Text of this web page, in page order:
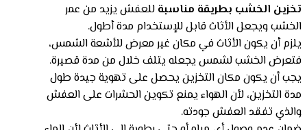
تخزين الخشب بطريقة مناسبة للعفش يزيد من عمر
الخشب ويجعل الأثاث قابل للإستخدام مدة أطول.
يلزم أن يكون الأثاث في مكان غير معرض للأشعة الشمس،
فتعرض الخشب لشمس يجعله يتلف خلال من مدة قصيرة.
يجب أن يكون مكان التخزين يحصل على تهوية جيدة طول
مدة التخزين، لأن الهواء يمنع تكوين الحشرات على العفش
والذي تفقد العفش جودته.